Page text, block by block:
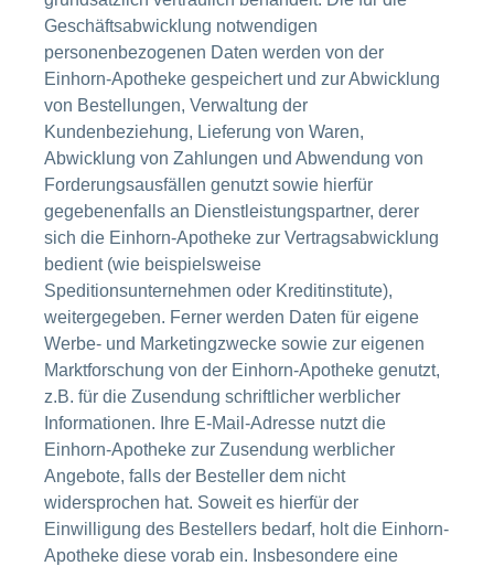
Geschäftsabwicklung notwendigen
personenbezogenen Daten werden von der
Einhorn-Apotheke gespeichert und zur Abwicklung
von Bestellungen, Verwaltung der
Kundenbeziehung, Lieferung von Waren,
Abwicklung von Zahlungen und Abwendung von
Forderungsausfällen genutzt sowie hierfür
gegebenenfalls an Dienstleistungspartner, derer
sich die Einhorn-Apotheke zur Vertragsabwicklung
bedient (wie beispielsweise
Speditionsunternehmen oder Kreditinstitute),
weitergegeben. Ferner werden Daten für eigene
Werbe- und Marketingzwecke sowie zur eigenen
Marktforschung von der Einhorn-Apotheke genutzt,
z.B. für die Zusendung schriftlicher werblicher
Informationen. Ihre E-Mail-Adresse nutzt die
Einhorn-Apotheke zur Zusendung werblicher
Angebote, falls der Besteller dem nicht
widersprochen hat. Soweit es hierfür der
Einwilligung des Bestellers bedarf, holt die Einhorn-
Apotheke diese vorab ein. Insbesondere eine